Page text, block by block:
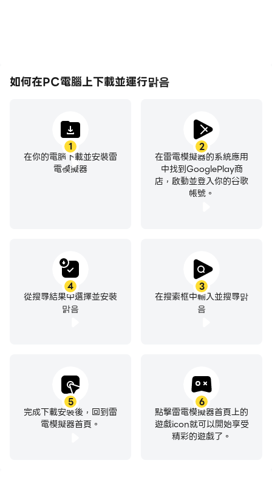
如何在PC電腦上下載並運行맑음
1
在你的電腦下載並安裝雷
電模擬器
2
在雷電模擬器的系統應用
中找到GooglePlay商
店，啟動並登入你的谷歌
帳號。
3
在搜索框中輸入並搜尋맑
음
4
從搜尋結果中選擇並安裝
맑음
5
完成下載安裝後，回到雷
電模擬器首頁。
6
點擊雷電模擬器首頁上的
遊戲icon就可以開始享受
精彩的遊戲了。